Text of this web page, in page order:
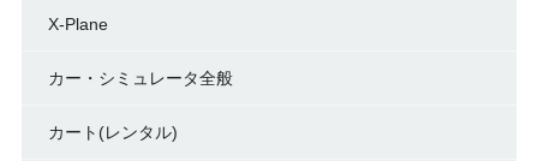
X-Plane
カー・シミュレータ全般
カート(レンタル)